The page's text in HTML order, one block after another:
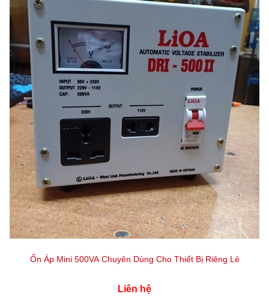
Ổn Áp Mini 500VA Chuyên Dùng Cho Thiết Bị Riêng Lẻ
Liên hệ